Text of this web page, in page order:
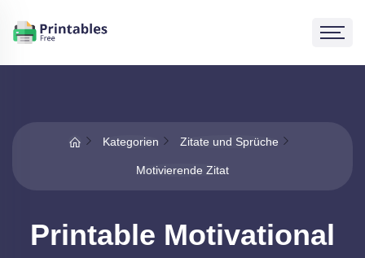
Kategorien Zitate und Sprüche
Motivierende Zitat
Printable Motivational